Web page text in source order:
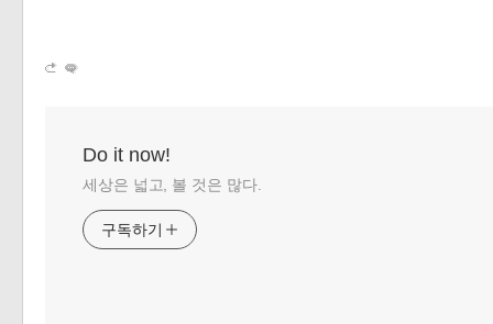
Do it now!
세상은 넓고, 볼 것은 많다.
구독하기